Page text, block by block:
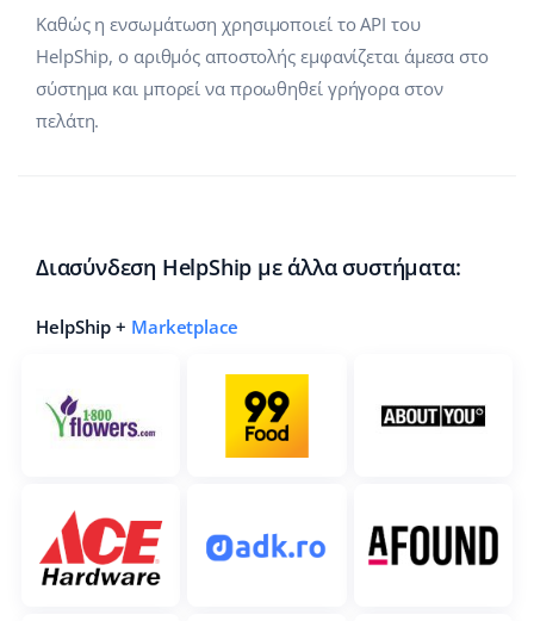
Καθώς η ενσωμάτωση χρησιμοποιεί το API του
HelpShip, ο αριθμός αποστολής εμφανίζεται άμεσα στο
σύστημα και μπορεί να προωθηθεί γρήγορα στον
πελάτη.
Διασύνδεση HelpShip με άλλα συστήματα:
HelpShip + Marketplace